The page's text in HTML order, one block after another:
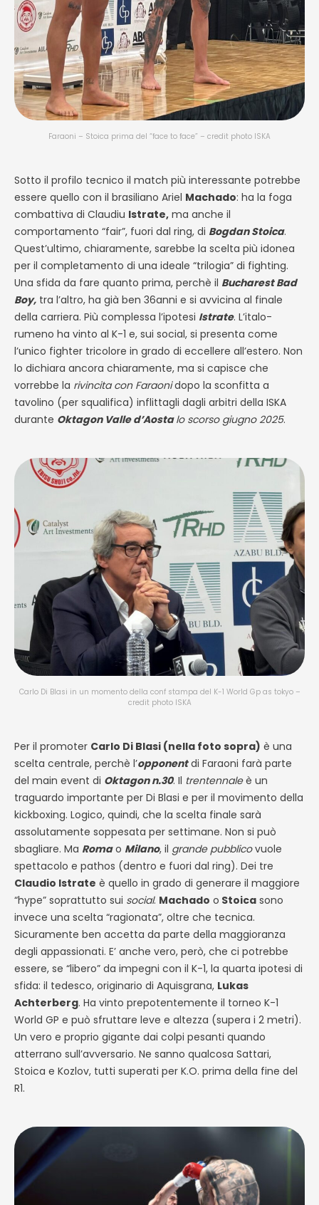
Faraoni – Stoica prima del “face to face” – credit photo ISKA
Sotto il profilo tecnico il match più interessante potrebbe
essere quello con il brasiliano Ariel Machado: ha la foga
combattiva di Claudiu Istrate, ma anche il
comportamento “fair”, fuori dal ring, di Bogdan Stoica.
Quest’ultimo, chiaramente, sarebbe la scelta più idonea
per il completamento di una ideale “trilogia” di fighting.
Una sfida da fare quanto prima, perchè il Bucharest Bad
Boy, tra l’altro, ha già ben 36anni e si avvicina al finale
della carriera. Più complessa l’ipotesi Istrate. L’italo-
rumeno ha vinto al K-1 e, sui social, si presenta come
l’unico fighter tricolore in grado di eccellere all’estero. Non
lo dichiara ancora chiaramente, ma si capisce che
vorrebbe la rivincita con Faraonidopo la sconfitta a
tavolino (per squalifica) inflittagli dagli arbitri della ISKA
durante Oktagon Valle d’Aostalo scorso giugno 2025.
Carlo Di Blasi in un momento della conf stampa del K-1 World Gp as tokyo –
credit photo ISKA
Per il promoter Carlo Di Blasi (nella foto sopra) è una
scelta centrale, perchè l’opponentdi Faraoni farà parte
del main event di Oktagon n.30. Il trentennaleè un
traguardo importante per Di Blasi e per il movimento della
kickboxing. Logico, quindi, che la scelta finale sarà
assolutamente soppesata per settimane. Non si può
sbagliare. Ma Romao Milano, il grande pubblicovuole
spettacolo e pathos (dentro e fuori dal ring). Dei tre
Claudio Istrate è quello in grado di generare il maggiore
“hype” soprattutto sui social. Machado o Stoica sono
invece una scelta “ragionata”, oltre che tecnica.
Sicuramente ben accetta da parte della maggioranza
degli appassionati. E’ anche vero, però, che ci potrebbe
essere, se “libero” da impegni con il K-1, la quarta ipotesi di
sfida: il tedesco, originario di Aquisgrana, Lukas
Achterberg. Ha vinto prepotentemente il torneo K-1
World GP e può sfruttare leve e altezza (supera i 2 metri).
Un vero e proprio gigante dai colpi pesanti quando
atterrano sull’avversario. Ne sanno qualcosa Sattari,
Stoica e Kozlov, tutti superati per K.O. prima della fine del
R1.